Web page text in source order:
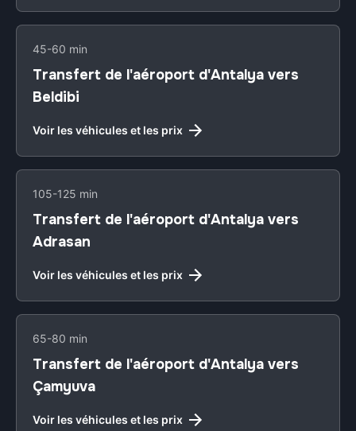
45-60 min
Transfert de l'aéroport d'Antalya vers
Beldibi
Voir les véhicules et les prix
105-125 min
Transfert de l'aéroport d'Antalya vers
Adrasan
Voir les véhicules et les prix
65-80 min
Transfert de l'aéroport d'Antalya vers
Çamyuva
Voir les véhicules et les prix